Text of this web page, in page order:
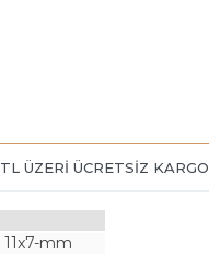
ÜZERİ ÜCRETSİZ KARGO
mm